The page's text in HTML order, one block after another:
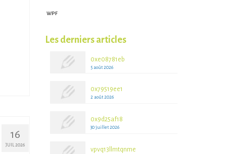
16
JUIL 2026
WPF
Les derniers articles
0xe08781eb
5 août 2026
0x79519ee1
2 août 2026
0x9d25af18
30 juillet 2026
vpvq13llmtqnme